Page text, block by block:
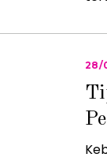
28/